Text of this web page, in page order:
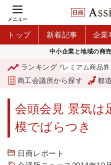
メニュー
トップ 新着記事 企業
中小企業と地域の商売
ランキング
「青森市プレミアム商品券
商工会議所から探す 都
会頭会見 景気は
模でばらつき
日商レポート